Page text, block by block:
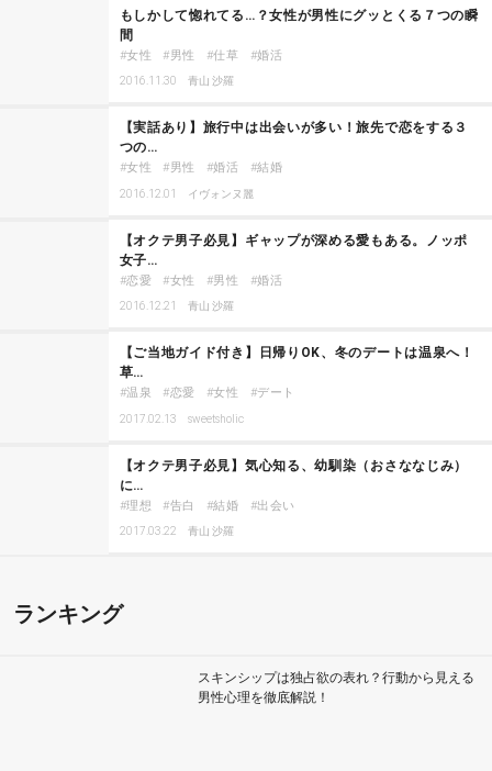
もしかして惚れてる…？女性が男性にグッとくる７つの瞬
間
女性 男性 仕草 婚活
2016.11.30 青山 沙羅
【実話あり】旅行中は出会いが多い！旅先で恋をする３
つの…
女性 男性 婚活 結婚
2016.12.01 イヴォンヌ麗
【オクテ男子必見】ギャップが深める愛もある。ノッポ
女子…
恋愛 女性 男性 婚活
2016.12.21 青山 沙羅
【ご当地ガイド付き】日帰りOK、冬のデートは温泉へ！
草…
温泉 恋愛 女性 デート
2017.02.13 sweetsholic
【オクテ男子必見】気心知る、幼馴染（おさななじみ）
に…
理想 告白 結婚 出会い
2017.03.22 青山 沙羅
ランキング
スキンシップは独占欲の表れ？行動から見える
男性心理を徹底解説！